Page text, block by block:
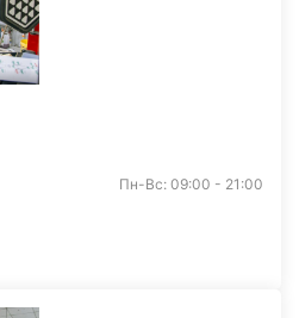
Пн-Вс: 09:00 - 21:00